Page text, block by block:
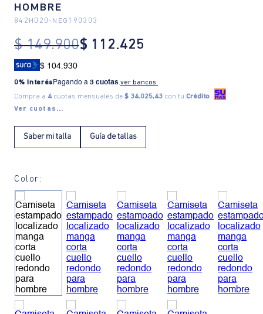
HOMBRE
842H020- NEG190303
$ 149.900$ 112.425
$ 104.930
0% Interés Pagando a 3 cuotas.ver bancos.
Compra a 4cuotas mensuales de $ 34.025,43 con tu Crédito
Ver cuotas...
Saber mi talla Guía de tallas
Color: